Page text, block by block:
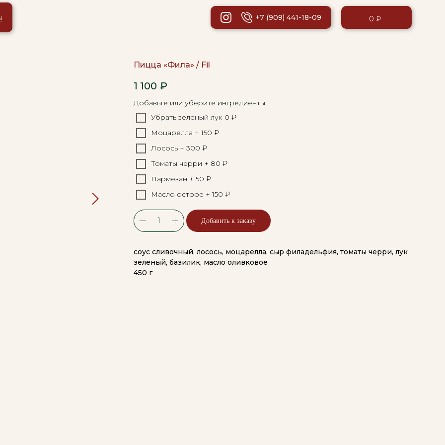
+7 (909) 441-18-09 0 ₽
Пицца «Фила» / Fil
1 100 ₽
Добавьте или уберите ингредиенты
Убрать зеленый лук 0 ₽
Моцарелла + 150 ₽
Лосось + 300 ₽
Томаты черри + 80 ₽
Пармезан + 50 ₽
Масло острое + 150 ₽
Добавить к заказу
соус сливочный, лосось, моцарелла, сыр филадельфия, томаты черри, лук
зеленый, базилик, масло оливковое
450 г